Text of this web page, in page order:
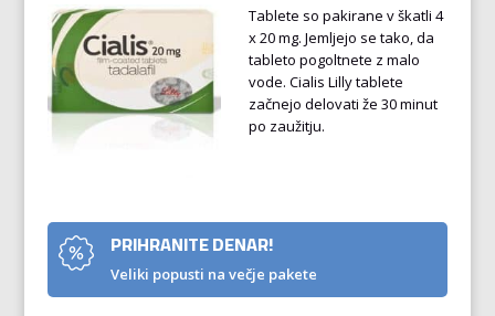
Tablete so pakirane v škatli 4
x 20 mg. Jemljejo se tako, da
tableto pogoltnete z malo
vode. Cialis Lilly tablete
začnejo delovati že 30 minut
po zaužitju.
PRIHRANITE DENAR!
Veliki popusti na večje pakete